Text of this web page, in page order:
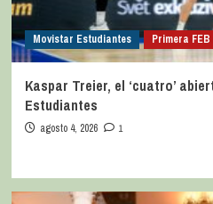
Movistar Estudiantes Primera FEB
Kaspar Treier, el ‘cuatro’
Estudiantes
agosto 4, 2026 1